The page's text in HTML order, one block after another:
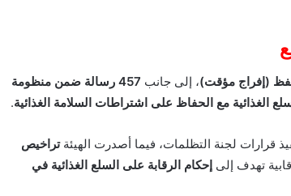
، إلى جانب
457 رسالة ضمن منظومة
الغذائية مع الحفاظ على اشتراطات السلامة الغذائية.
تراخيص
تهدف إلى إحكام الرقابة على السلع الغذائية في